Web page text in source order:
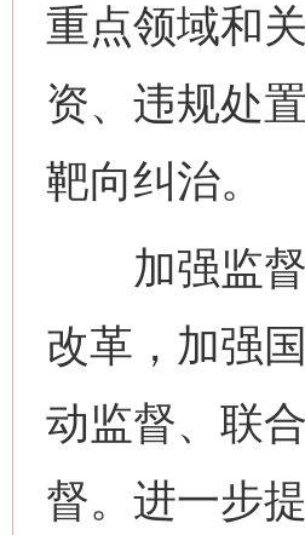
重点领域和
资、违规处
靶向纠治。
加强监督
改革，加强
动监督、联
督。进一步